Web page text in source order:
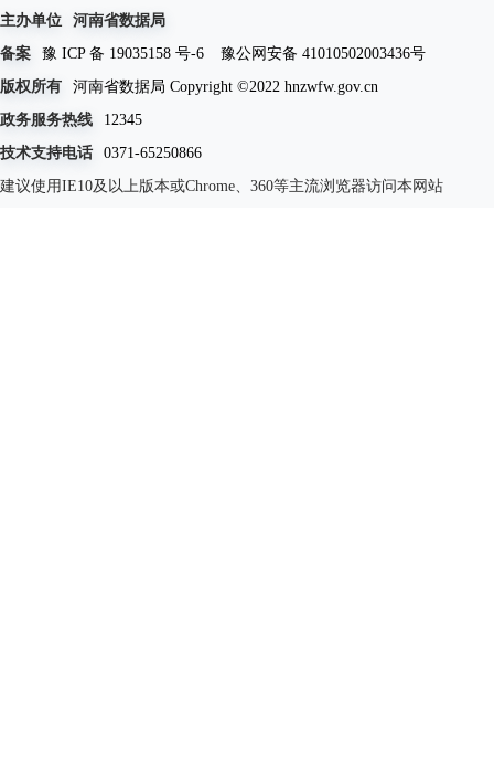
主办单位
河南省数据局
备案
豫 ICP 备 19035158 号-6
豫公网安备 41010502003436号
版权所有
河南省数据局 Copyright ©2022 hnzwfw.gov.cn
政务服务热线
12345
技术支持电话
0371-65250866
建议使用IE10及以上版本或Chrome、360等主流浏览器访问本网站